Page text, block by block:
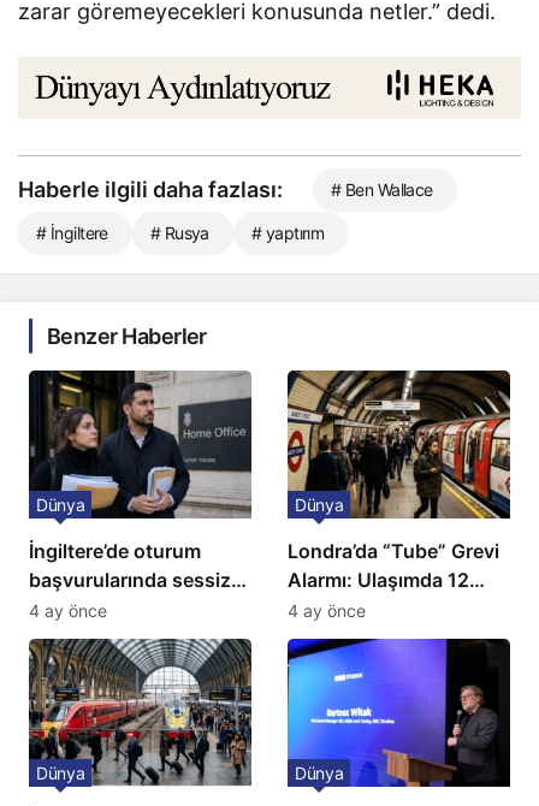
zarar göremeyecekleri konusunda netler.” dedi.
Haberle ilgili daha fazlası: # Ben Wallace
# İngiltere # Rusya # yaptırım
Benzer Haberler
İngiltere’de oturum
başvurularında sessiz
kriz: Büyükelçilikten
açıklama!
Dünya
4 ay önce
Londra’da “Tube” Grevi
Alarmı: Ulaşımda 12
Günlük Kaos Kapıda
Dünya
4 ay önce
Dünya Dünya